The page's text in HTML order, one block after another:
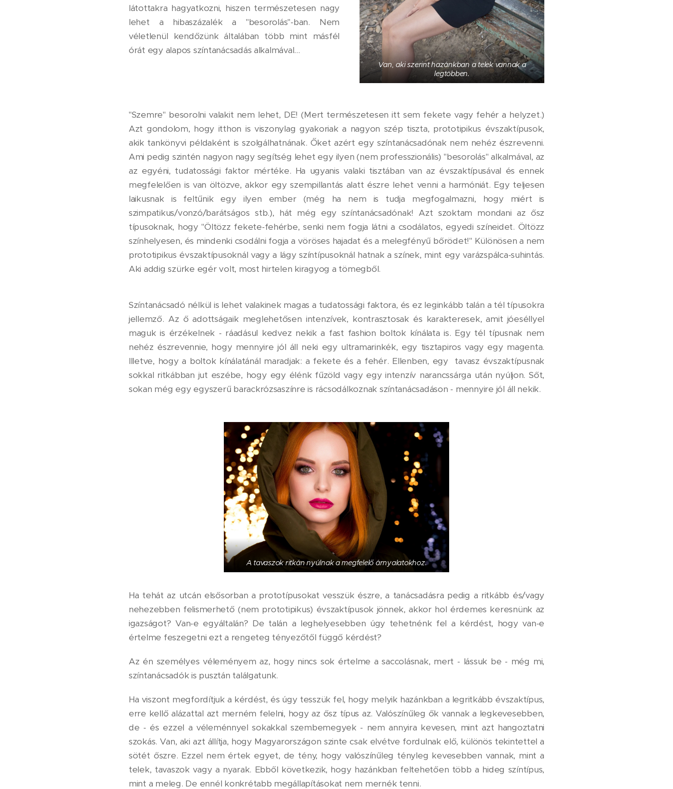
Van, aki szerint hazánkban a telek vannak a
legtöbben.
látottakra hagyatkozni, hiszen természetesen nagy
lehet a hibaszázalék a "besorolás"-ban. Nem
véletlenül kendőzünk általában több mint másfél
órát egy alapos színtanácsadás alkalmával...
"Szemre" besorolni valakit nem lehet, DE! (Mert természetesen itt sem fekete vagy fehér a helyzet.)
Azt gondolom, hogy itthon is viszonylag gyakoriak a nagyon szép tiszta, prototipikus évszaktípusok,
akik tankönyvi példaként is szolgálhatnának. Őket azért egy színtanácsadónak nem nehéz észrevenni.
Ami pedig szintén nagyon nagy segítség lehet egy ilyen (nem professzionális) "besorolás" alkalmával, az
az egyéni, tudatossági faktor mértéke. Ha ugyanis valaki tisztában van az évszaktípusával és ennek
megfelelően is van öltözve, akkor egy szempillantás alatt észre lehet venni a harmóniát. Egy teljesen
laikusnak is feltűnik egy ilyen ember (még ha nem is tudja megfogalmazni, hogy miért is
szimpatikus/vonzó/barátságos stb.), hát még egy színtanácsadónak! Azt szoktam mondani az ősz
típusoknak, hogy "Öltözz fekete-fehérbe, senki nem fogja látni a csodálatos, egyedi színeidet. Öltözz
színhelyesen, és mindenki csodálni fogja a vöröses hajadat és a melegfényű bőrödet!" Különösen a nem
prototipikus évszaktípusoknál vagy a lágy színtípusoknál hatnak a színek, mint egy varázspálca-suhintás.
Aki addig szürke egér volt, most hirtelen kiragyog a tömegből.
Színtanácsadó nélkül is lehet valakinek magas a tudatossági faktora, és ez leginkább talán a tél típusokra
jellemző. Az ő adottságaik meglehetősen intenzívek, kontrasztosak és karakteresek, amit jóeséllyel
maguk is érzékelnek - ráadásul kedvez nekik a fast fashion boltok kínálata is. Egy tél típusnak nem
nehéz észrevennie, hogy mennyire jól áll neki egy ultramarinkék, egy tisztapiros vagy egy magenta.
Illetve, hogy a boltok kínálatánál maradjak: a fekete és a fehér. Ellenben, egy tavasz évszaktípusnak
sokkal ritkábban jut eszébe, hogy egy élénk fűzöld vagy egy intenzív narancssárga után nyúljon. Sőt,
sokan még egy egyszerű barackrózsaszínre is rácsodálkoznak színtanácsadáson - mennyire jól áll nekik.
A tavaszok ritkán nyúlnak a megfelelő árnyalatokhoz.
Ha tehát az utcán elsősorban a prototípusokat vesszük észre, a tanácsadásra pedig a ritkább és/vagy
nehezebben felismerhető (nem prototipikus) évszaktípusok jönnek, akkor hol érdemes keresnünk az
igazságot? Van-e egyáltalán? De talán a leghelyesebben úgy tehetnénk fel a kérdést, hogy van-e
értelme feszegetni ezt a rengeteg tényezőtől függő kérdést?
Az én személyes véleményem az, hogy nincs sok értelme a saccolásnak, mert - lássuk be - még mi,
színtanácsadók is pusztán találgatunk.
Ha viszont megfordítjuk a kérdést, és úgy tesszük fel, hogy melyik hazánkban a legritkább évszaktípus,
erre kellő alázattal azt merném felelni, hogy az ősz típus az. Valószínűleg ők vannak a legkevesebben,
de - és ezzel a véleménnyel sokakkal szembemegyek - nem annyira kevesen, mint azt hangoztatni
szokás. Van, aki azt állítja, hogy Magyarországon szinte csak elvétve fordulnak elő, különös tekintettel a
sötét őszre. Ezzel nem értek egyet, de tény, hogy valószínűleg tényleg kevesebben vannak, mint a
telek, tavaszok vagy a nyarak. Ebből következik, hogy hazánkban feltehetően több a hideg színtípus,
mint a meleg. De ennél konkrétabb megállapításokat nem mernék tenni.